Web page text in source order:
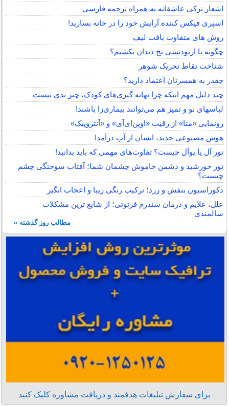
اشعار ترکی عاشقانه به همراه ترجمه فارسی
اسپری فیکس کننده آرایش خود را در خانه بسازید!
روش های متفاوت بافت لیف
چگونه با ارتودنسی نخ دندان بکشیم؟
شناخت نقاط تحریک شوهر
چقدر به همسرتان اعتماد دارید؟
چند دلیل مهم اینکه چرا بهانه گیری‌های کودک، چیز بدی نیست
لباس‎های نو و تمیز هم می‌توانند بیماری‌زا باشند!
رونمایی «متا» از رقیب «اوپن‌ای‌آی» و «آنتروپیک»
هوش مصنوعی جدید، انسان از آب درآمد!
تور آل یا یوآل چیست؟ تفاوت‌های مهمی که باید بدانید!
نور خورشید و دشمن خاموش چشمان شما؛ آفتاب سوختگی چشم
چیست؟
دکوراسیون بنفش و زرد؛ ترکیب رنگی زیبا و اعجاب انگیز
علل، علایم و درمان سندرم فرتوتی؛ از شایع ترین مشکلات
سالمندی
مطالب روز گذشته »
برای سفارش تبلیغات هدفمند و دریافت مشاوره کلیک کنید